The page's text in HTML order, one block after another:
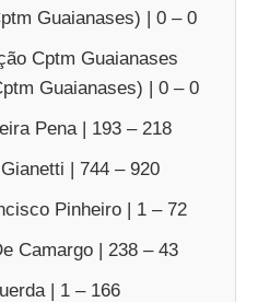
Guaianases) | 0 – 0
Cptm Guaianases
Guaianases) | 0 – 0
Pena | 193 – 218
| 744 – 920
Pinheiro | 1 – 72
Camargo | 238 – 43
| 1 – 166